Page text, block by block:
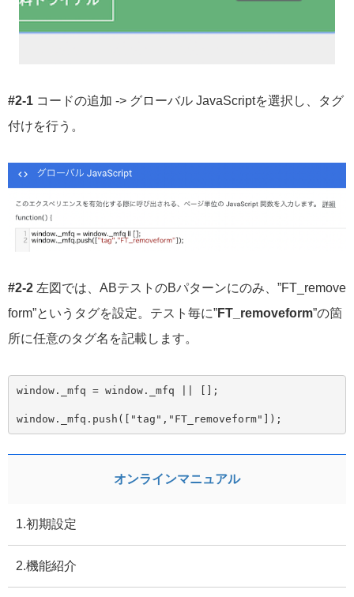
#2-1 コードの追加 -> グローバル JavaScriptを選択し、タグ
付けを行う。
#2-2 左図では、ABテストのBパターンにのみ、”FT_remove
form”というタグを設定。テスト毎に”FT_removeform”の箇
所に任意のタグ名を記載します。
window. _mfq = window. _mfq [];
window. _mfq . push ([ "tag" , "FT_removeform" ]);
オンラインマニュアル
1.初期設定
2.機能紹介